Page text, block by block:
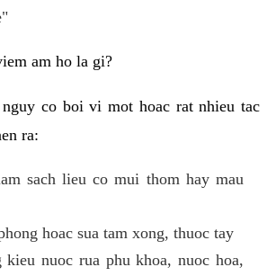
am ho la gi?
co boi vi mot hoac rat nhieu tac
ra:
sach lieu co mui thom hay mau
hoac sua tam xong, thuoc tay
nuoc rua phu khoa, nuoc hoa,